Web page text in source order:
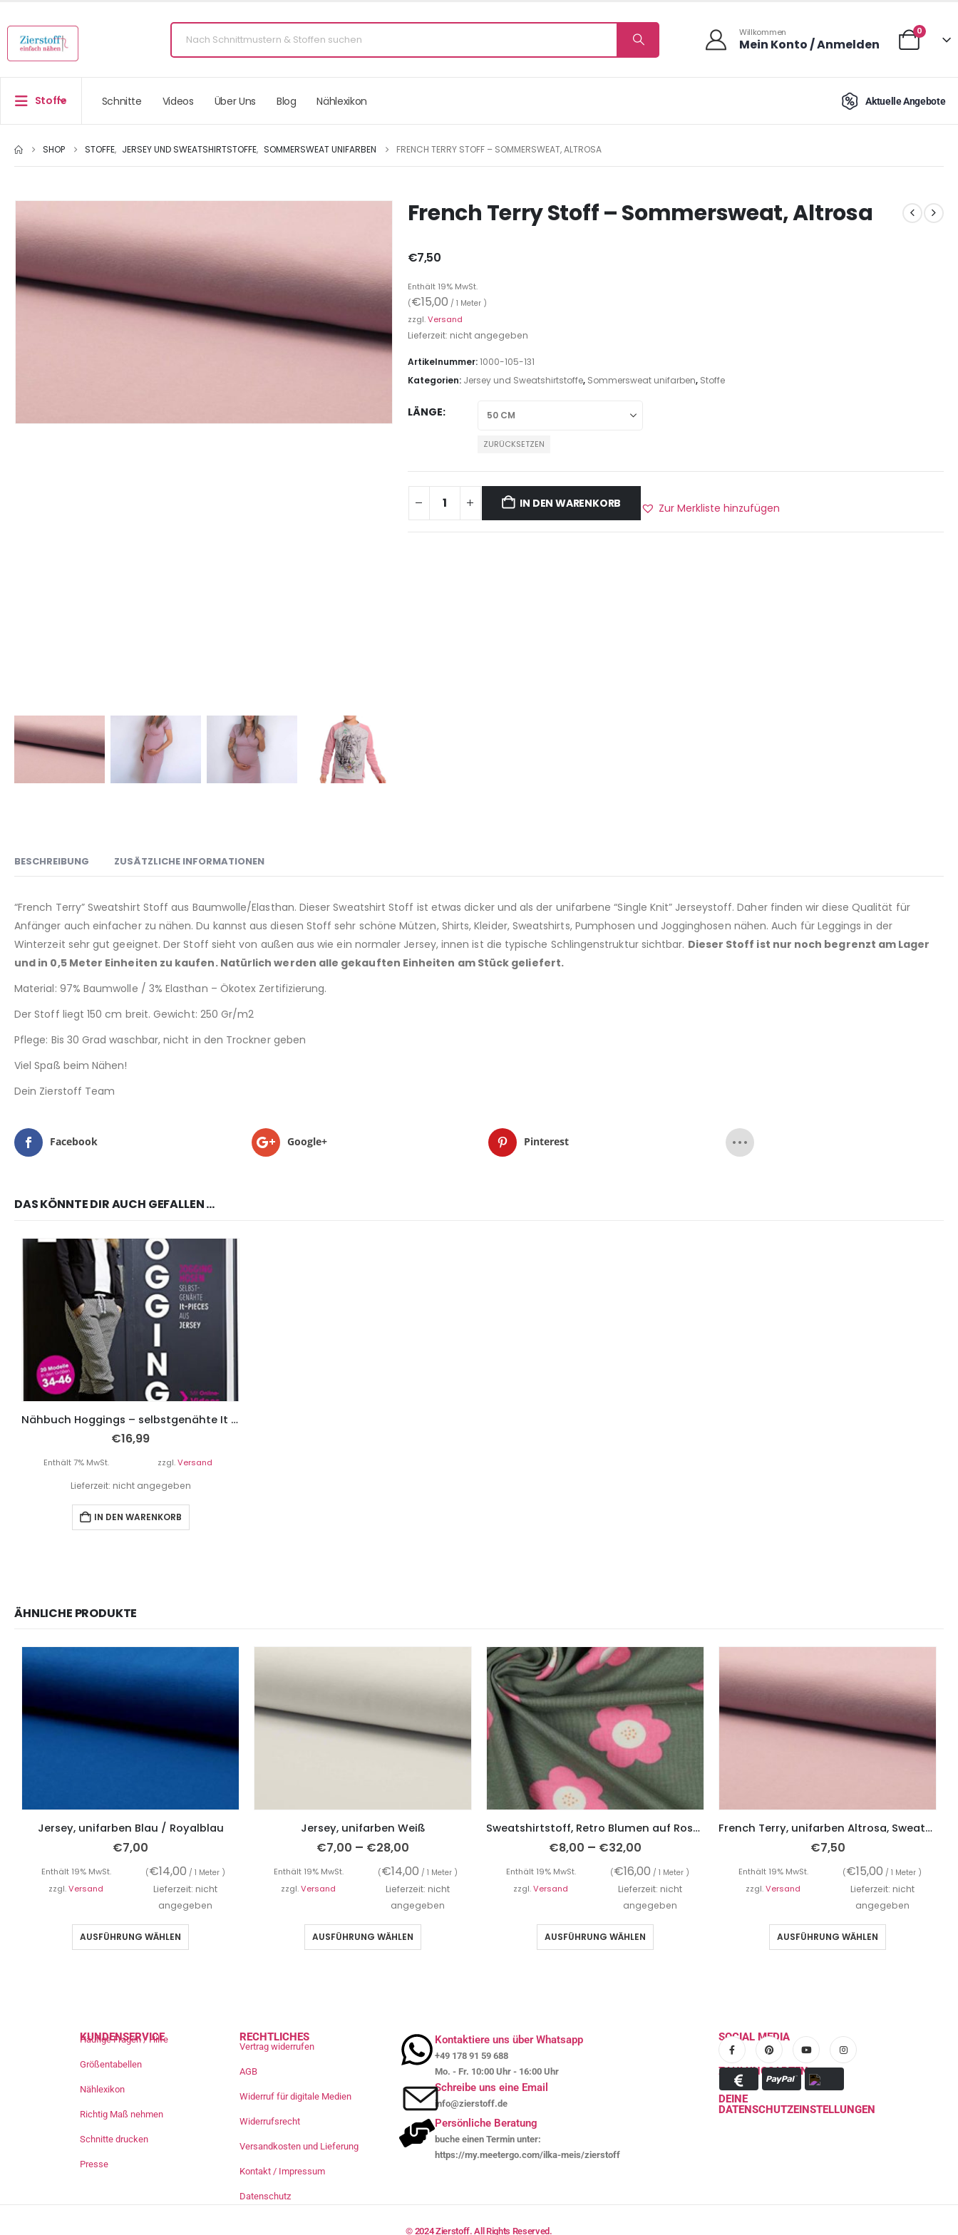
Willkommen
Mein Konto / Anmelden
0
Stoffe Schnitte Videos Über Uns Blog Nählexikon Aktuelle Angebote
SHOP STOFFE, JERSEY UND SWEATSHIRTSTOFFE, SOMMERSWEAT UNIFARBEN FRENCH TERRY STOFF – SOMMERSWEAT, ALTROSA
French Terry Stoff – Sommersweat, Altrosa
€7,50
Enthält 19% MwSt.
(€15,00 / 1 Meter )
zzgl.Versand
Lieferzeit: nicht angegeben
Artikelnummer:1000-105-131
Kategorien: Jersey und Sweatshirtstoffe, Sommersweat unifarben, Stoffe
LÄNGE
ZURÜCKSETZEN
IN DEN WARENKORB Zur Merkliste hinzufügen
BESCHREIBUNG ZUSÄTZLICHE INFORMATIONEN
“French Terry” Sweatshirt Stoff aus Baumwolle/Elasthan. Dieser Sweatshirt Stoff ist etwas dicker und als der unifarbene “Single Knit” Jerseystoff. Daher finden wir diese Qualität für
Anfänger auch einfacher zu nähen. Du kannst aus diesen Stoff sehr schöne Mützen, Shirts, Kleider, Sweatshirts, Pumphosen und Jogginghosen nähen. Auch für Leggings in der
Winterzeit sehr gut geeignet. Der Stoff sieht von außen aus wie ein normaler Jersey, innen ist die typische Schlingenstruktur sichtbar. Dieser Stoff ist nur noch begrenzt am Lager
und in 0,5 Meter Einheiten zu kaufen. Natürlich werden alle gekauften Einheiten am Stück geliefert.
Material: 97% Baumwolle / 3% Elasthan – Ökotex Zertifizierung.
Der Stoff liegt 150 cm breit. Gewicht: 250 Gr/m2
Pflege: Bis 30 Grad waschbar, nicht in den Trockner geben
Viel Spaß beim Nähen!
Dein Zierstoff Team
Facebook Google+ Pinterest
DAS KÖNNTE DIR AUCH GEFALLEN …
Nähbuch Hoggings – selbstgenähte It Pieces aus Jersey.
€16,99
Enthält 7% MwSt. zzgl.Versand
Lieferzeit: nicht angegeben
IN DEN WARENKORB
ÄHNLICHE PRODUKTE
Jersey, unifarben Blau / Royalblau
€7,00
Enthält 19% MwSt. (€14,00 / 1 Meter )
zzgl.Versand
Lieferzeit: nicht
angegeben
AUSFÜHRUNG WÄHLEN
Jersey, unifarben Weiß
€7,00 – €28,00
Enthält 19% MwSt. (€14,00 / 1 Meter )
zzgl.Versand
Lieferzeit: nicht
angegeben
AUSFÜHRUNG WÄHLEN
Sweatshirtstoff, Retro Blumen auf Rosa auf Grün
€8,00 – €32,00
Enthält 19% MwSt. (€16,00 / 1 Meter )
zzgl.Versand
Lieferzeit: nicht
angegeben
AUSFÜHRUNG WÄHLEN
French Terry, unifarben Altrosa, Sweatshirtstoff
€7,50
Enthält 19% MwSt. (€15,00 / 1 Meter )
zzgl.Versand
Lieferzeit: nicht
angegeben
AUSFÜHRUNG WÄHLEN
KUNDENSERVICE
Häufige Fragen / Hilfe
Größentabellen
Nählexikon
Richtig Maß nehmen
Schnitte drucken
Presse
RECHTLICHES
Vertrag widerrufen
AGB
Widerruf für digitale Medien
Widerrufsrecht
Versandkosten und Lieferung
Kontakt / Impressum
Datenschutz
Kontaktiere uns über Whatsapp
+49 178 91 59 688
Mo. - Fr. 10:00 Uhr - 16:00 Uhr
Schreibe uns eine Email
info@zierstoff.de
Persönliche Beratung
buche einen Termin unter:
https://my.meetergo.com/ilka-meis/zierstoff
SOCIAL MEDIA
ZAHLUNGSARTEN
DEINE
DATENSCHUTZEINSTELLUNGEN
© 2024 Zierstoff. All Rights Reserved.